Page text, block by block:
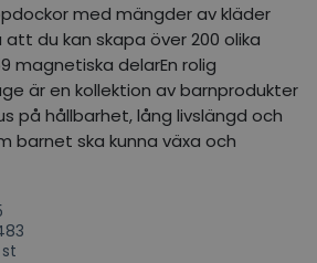
med mängder av kläder
du kan skapa över 200 olika
magnetiska delarEn rolig
är en kollektion av barnprodukter
på hållbarhet, lång livslängd och
barnet ska kunna växa och